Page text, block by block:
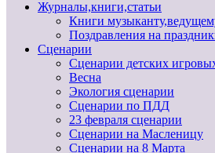
Журналы,книги,статьи
Книги
Поздравления на
Сценарии
Сценарии детских
Весна
Экология сценарии
Сценарии по ПДД
23 февраля сценарии
Сценарии на Масленицу
Сценарии на 8 Марта